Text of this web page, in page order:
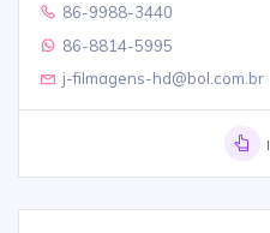
86-9988-3440
86-8814-5995
j-filmagens-hd@bol.com.br